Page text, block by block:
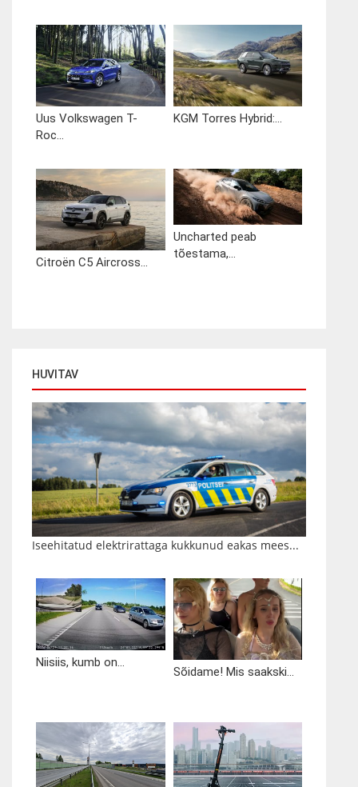
Uus Volkswagen T-
Roc...
KGM Torres Hybrid:...
Citroën C5 Aircross...
Uncharted peab
tõestama,...
HUVITAV
Iseehitatud elektrirattaga kukkunud eakas mees...
Niisiis, kumb on...
Sõidame! Mis saakski...